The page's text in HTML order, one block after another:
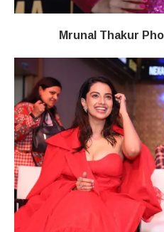
Mrunal Thakur